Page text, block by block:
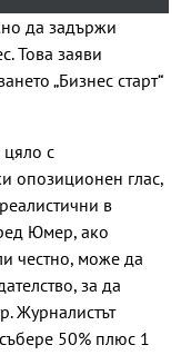
да задържи
Това заяви
„Бизнес старт“
цяло с
опозиционен глас,
в
Юмер, ако
честно, може да
за да
Журналистът
50% плюс 1